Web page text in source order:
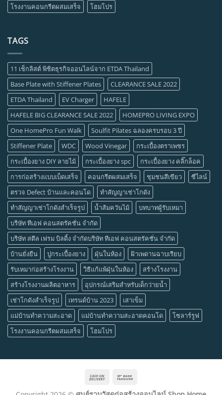
โรงงานคอนกรีตผสมเสร็จ
โฮมโปร
TAGS
11 เช็กลิสต์ พิชิตธุรกิจออนไลน์จาก ETDA Thailand
Base Plate with Stiffener Plates
CLEARANCE SALE 2022
ETDA Thailand
EV Charger
HAFELE
HAFELE BIG CLEARANCE SALE 2022
HOMEPRO LIVING EXPO
One HomePro Fun Walk
Soulfit Pilates ฉลองครบรอบ 3 ปี
Stiffener Plate
WDC Wood Vinegar
กระเบื้องตราเพชร
กระเบื้องยาง DIY ลายไม้
กระเบื้องยาง spc
กระเบื้องยาง คลิ๊กล็อค
การก่อสร้างแบบเบ็ดเสร็จ
คอนกรีตผสมเสร็จ ชุมชนสีเขียว
ซีไลน์
ตรวจ Defect บ้านและคอนโด
ทำสัญญาเช่าโกดัง
ทำสัญญาเช่าโกดังสำเร็จรูป
น้ำส้มควันไม้
บทบาทผู้รับเหมา
บริษัท ทีเอฟ คอนสตรัคชั่น จำกัด
บริษัท สตีล เฟรม บิลดิ้ง จำกัดบริษัท ทีเอฟ คอนสตรัคชั่น จำกัด
บ้านยั่งยืน
ปูกระเบื้องยาง ฝุ่นในห้อง
ฝ้าเพดานฉาบเรียบ
รับเหมาก่อสร้างโรงงาน
วิธีแก้แพ้ฝุ่นในห้อง
สร้างโรงงาน
สร้างโรงงานผลิตอาหาร
อุปกรณ์เสริมสำหรับเด็กว่ายน้ำ
เช่าโกดังสำเร็จรูป
เทรนด์บ้าน 2023
เสาเข็ม
แม่บ้านทำความสะอาด
แม่บ้านทำความสะอาดคอนโด
โซลาร์รูฟ
โรงงานคอนกรีตผสมเสร็จ
โฮมโปร
Cash